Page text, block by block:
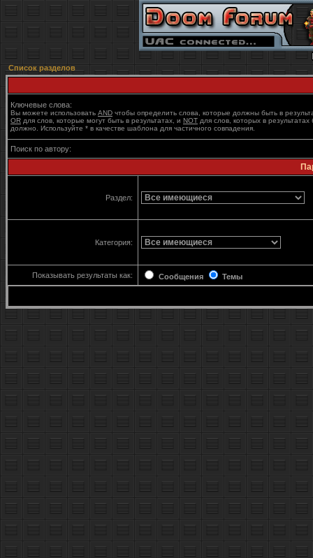
Список разделов
Ключевые слова:
Вы можете использовать AND чтобы определить слова, которые должны быть в
OR для слов, которые могут быть в результатах, и NOT для слов, которых в результатах
должно. Используйте * в качестве шаблона для частичного совпадения.
Поиск по автору:
Раздел:
Категория:
Показывать результаты как: Сообщения Темы